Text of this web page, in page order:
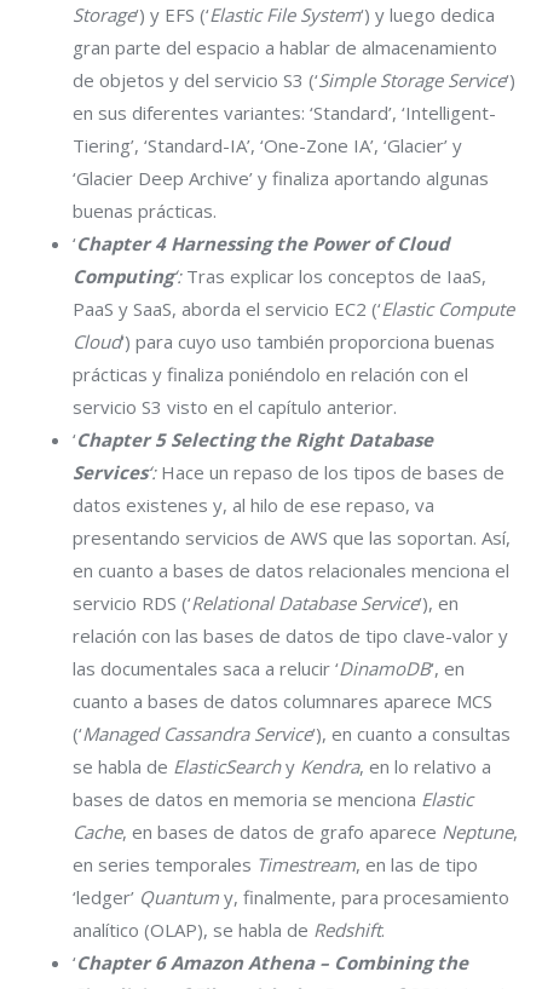
Storage‘) y EFS (‘Elastic File System‘) y luego dedica
gran parte del espacio a hablar de almacenamiento
de objetos y del servicio S3 (‘Simple Storage Service‘)
en sus diferentes variantes: ‘Standard’, ‘Intelligent-
Tiering’, ‘Standard-IA’, ‘One-Zone IA’, ‘Glacier’ y
‘Glacier Deep Archive’ y finaliza aportando algunas
buenas prácticas.
‘Chapter 4 Harnessing the Power of Cloud
Computing‘: Tras explicar los conceptos de IaaS,
PaaS y SaaS, aborda el servicio EC2 (‘Elastic Compute
Cloud‘) para cuyo uso también proporciona buenas
prácticas y finaliza poniéndolo en relación con el
servicio S3 visto en el capítulo anterior.
‘Chapter 5 Selecting the Right Database
Services‘: Hace un repaso de los tipos de bases de
datos existenes y, al hilo de ese repaso, va
presentando servicios de AWS que las soportan. Así,
en cuanto a bases de datos relacionales menciona el
servicio RDS (‘Relational Database Service‘), en
relación con las bases de datos de tipo clave-valor y
las documentales saca a relucir ‘DinamoDB‘, en
cuanto a bases de datos columnares aparece MCS
(‘Managed Cassandra Service‘), en cuanto a consultas
se habla de ElasticSearchy Kendra, en lo relativo a
bases de datos en memoria se menciona Elastic
Cache, en bases de datos de grafo aparece Neptune,
en series temporales Timestream, en las de tipo
‘ledger’ Quantum y, finalmente, para procesamiento
analítico (OLAP), se habla de Redshift.
‘Chapter 6 Amazon Athena – Combining the